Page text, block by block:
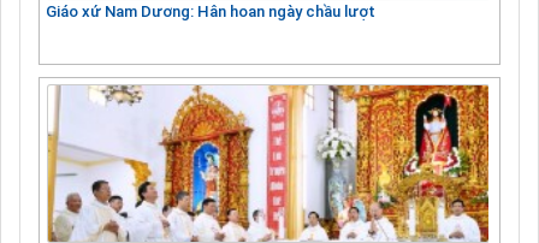
Giáo xứ Nam Dương: Hân hoan ngày chầu lượt